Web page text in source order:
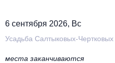
6 сентября 2026, Вс
Усадьба Салтыковых-Чертковых
места заканчиваются